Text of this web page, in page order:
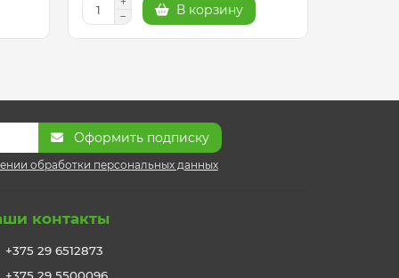
В корзину
Оформить подписку
обработки персональных данных
контакты
+375 29 6512873